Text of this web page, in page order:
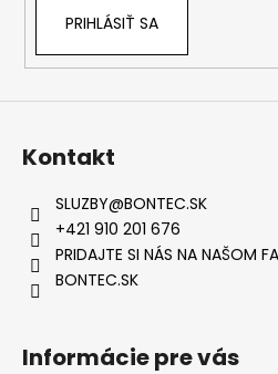
PRIHLÁSIŤ SA
Kontakt
SLUZBY@BONTEC.SK
+421 910 201 676
PRIDAJTE SI NÁS NA NAŠOM
BONTEC.SK
Informácie pre vás